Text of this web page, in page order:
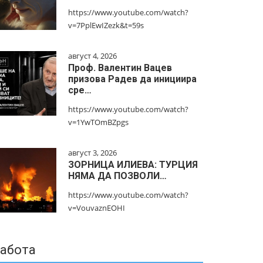
https://www.youtube.com/watch?
v=7PplEwIZezk&t=59s
август 4, 2026
Проф. Валентин Вацев
призова Радев да инициира
сре…
https://www.youtube.com/watch?
v=1YwTOmBZpgs
август 3, 2026
ЗОРНИЦА ИЛИЕВА: ТУРЦИЯ
НЯМА ДА ПОЗВОЛИ…
https://www.youtube.com/watch?
v=VouvaznEOHI